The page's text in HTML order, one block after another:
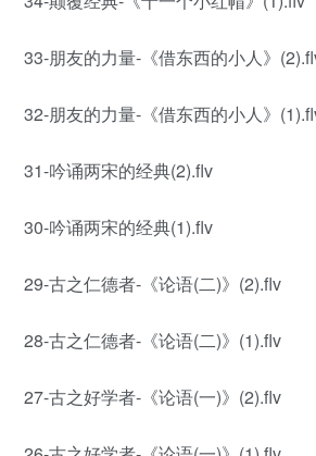
33-朋友的力量-《借东西的小人》
32-朋友的力量-《借东西的小人》
31-吟诵两宋的经典(2).flv
30-吟诵两宋的经典(1).flv
29-古之仁德者-《论语(二)》(2).flv
28-古之仁德者-《论语(二)》(1).flv
27-古之好学者-《论语(一)》(2).flv